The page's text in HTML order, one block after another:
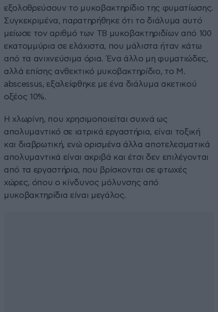
εξολοθρεύσουν το μυκοβακτηρίδιο της φυματίωσης.
Συγκεκριμένα, παρατηρήθηκε ότι το διάλυμα αυτό
μείωσε τον αριθμό των TB μυκοβακτηριδίων από 100
εκατομμύρια σε ελάχιστα, που μάλιστα ήταν κάτω
από τα ανιχνεύσιμα όρια. Ένα άλλο μη φυματιώδες,
αλλά επίσης ανθεκτικό μυκοβακτηρίδιο, το M.
abscessus, εξαλείφθηκε με ένα διάλυμα ακετικού
οξέος 10%.
Η χλωρίνη, που χρησιμοποιείται συχνά ως
απολυμαντικό σε ιατρικά εργαστήρια, είναι τοξική
και διαβρωτική, ενώ ορισμένα άλλα αποτελεσματικά
απολυμαντικά είναι ακριβά και έτσι δεν επιλέγονται
από τα εργαστήρια, που βρίσκονται σε φτωχές
χώρες, όπου ο κίνδυνος μόλυνσης από
μυκοβακτηρίδια είναι μεγάλος.